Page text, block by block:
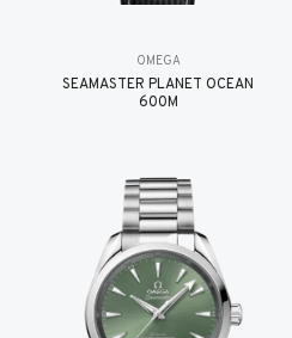
OMEGA
SEAMASTER PLANET OCEAN
600M